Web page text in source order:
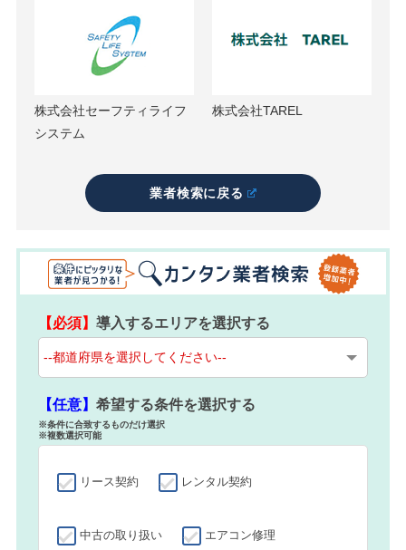
株式会社セーフティライフ
システム
株式会社TAREL
業者検索に戻る
【必須】導入するエリアを選択する
【任意】希望する条件を選択する
※条件に合致するものだけ選択
※複数選択可能
リース契約 レンタル契約
中古の取り扱い エアコン修理